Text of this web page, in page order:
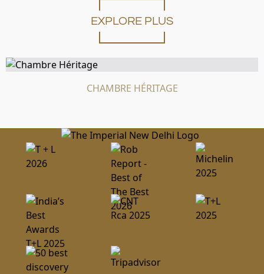
organisés. Des frais peuvent s'appliquer.
Politique d'annulation
La politique d'annulation de l'hôtel exige que le client
annule sa réservation 72 heures avant le jour d'arrivée,
avant 16 h (heure indienne), pour éviter la perte de
Réservations et acomptes garantis
Toutes les réservations doivent être garanties par carte
de crédit.
EXPLORE PLUS
CHAMBRE HÉRITAGE